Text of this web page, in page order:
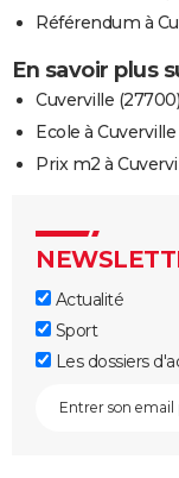
Référendum à
En savoir plus
Cuverville (27700)
Ecole à Cuverville
Prix m2 à
Actualité
Sport
Les dossiers